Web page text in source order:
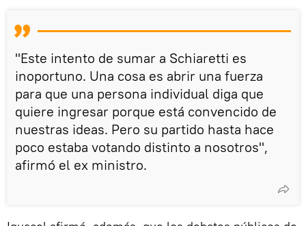
"Este intento de sumar a Schiaretti es
inoportuno. Una cosa es abrir una fuerza
para que una persona individual diga que
quiere ingresar porque está convencido de
nuestras ideas. Pero su partido hasta hace
poco estaba votando distinto a nosotros",
afirmó el ex ministro.